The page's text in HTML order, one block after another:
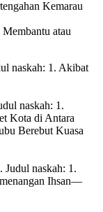
Kemarau
atau
naskah: 1. Akibat
naskah: 1.
Kota di Antara
Berebut Kuasa
naskah: 1.
Ihsan—